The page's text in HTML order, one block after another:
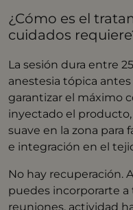
¿Cómo es el
cuidados
La sesión dura entre
anestesia tópica
garantizar el máximo
inyectado el producto,
suave en la zona para
e integración en el
No hay recuperación.
puedes incorporarte a
reuniones, actividad